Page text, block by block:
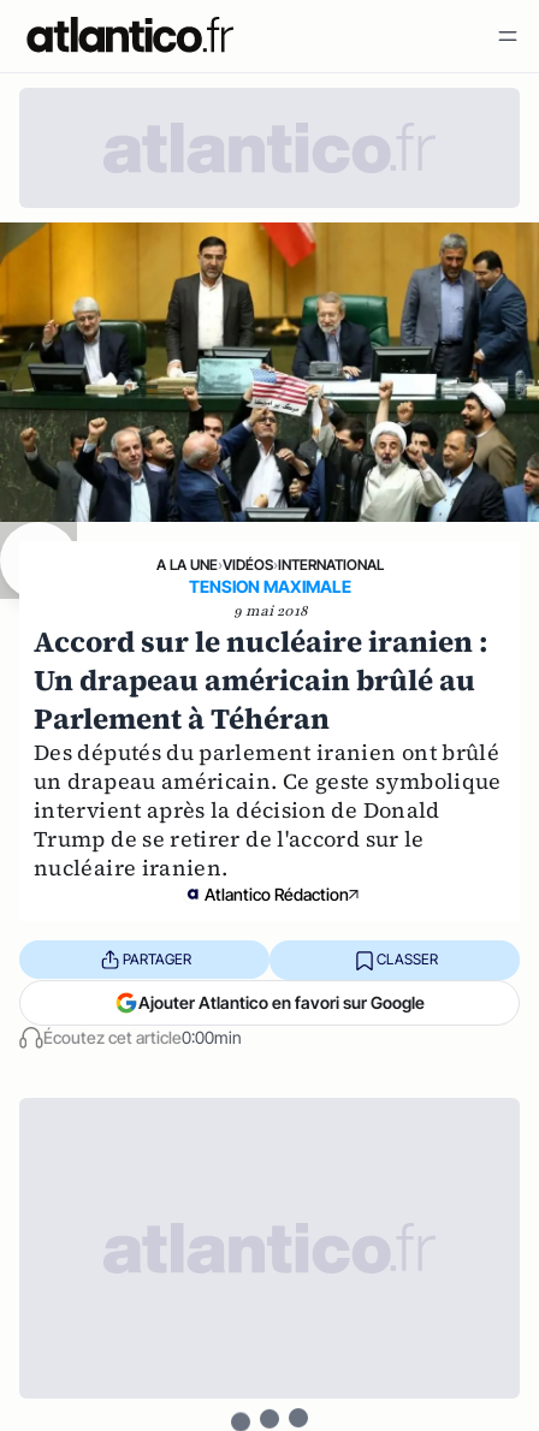
A LA UNE›VIDÉOS›INTERNATIONAL
TENSION MAXIMALE
9 mai 2018
Accord sur le nucléaire iranien :
Un drapeau américain brûlé au
Parlement à Téhéran
Des députés du parlement iranien ont brûlé
un drapeau américain. Ce geste symbolique
intervient après la décision de Donald
Trump de se retirer de l'accord sur le
nucléaire iranien.
Atlantico Rédaction
Écoutez cet article0:00min
PARTAGER CLASSER
Ajouter Atlantico en favori sur Google